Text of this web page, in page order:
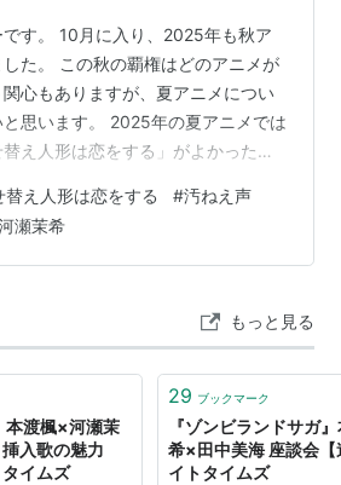
す。 10月に入り、2025年も秋ア
た。 この秋の覇権はどのアニメが
心もありますが、夏アニメについ
思います。 2025年の夏アニメでは
え人形は恋をする」がよかったで
月日を感じさせない安定の面白さ
かったのは緒方旭（CV：河瀬茉
ん自身もこのアニメの原作のファン
クールっぽい印象を一瞬でぶっ壊す
）。 …
替え人形は恋をする #汚ねえ声
瀬茉希
もっと見る
本渡楓×河瀬茉
入歌の魅力
タイムズ
29 ブックマーク
『ゾンビランドサガ
希×田中美海 座談会
イトタイムズ